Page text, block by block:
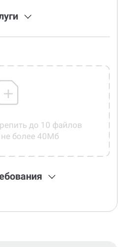
до 10 файлов
более 40Мб